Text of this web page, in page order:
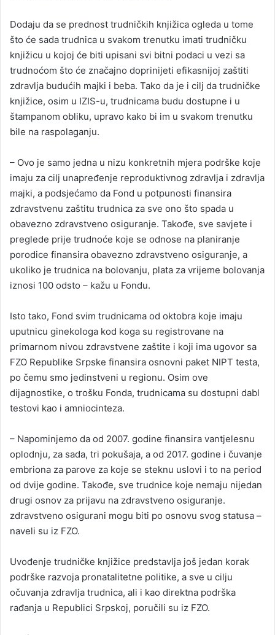
Dodaju da se prednost trudničkih knjižica ogleda u tome
što će sada trudnica u svakom trenutku imati trudničku
knjižicu u kojoj će biti upisani svi bitni podaci u vezi sa
trudnoćom što će značajno doprinijeti efikasnijoj zaštiti
zdravlja budućih majki i beba. Tako da je i cilj da trudničke
knjižice, osim u IZIS-u, trudnicama budu dostupne i u
štampanom obliku, upravo kako bi im u svakom trenutku
bile na raspolaganju.
– Ovo je samo jedna u nizu konkretnih mjera podrške koje
imaju za cilj unapređenje reproduktivnog zdravlja i zdravlja
majki, a podsjećamo da Fond u potpunosti finansira
zdravstvenu zaštitu trudnica za sve ono što spada u
obavezno zdravstveno osiguranje. Takođe, sve savjete i
preglede prije trudnoće koje se odnose na planiranje
porodice finansira obavezno zdravstveno osiguranje, a
ukoliko je trudnica na bolovanju, plata za vrijeme bolovanja
iznosi 100 odsto – kažu u Fondu.
Isto tako, Fond svim trudnicama od oktobra koje imaju
uputnicu ginekologa kod koga su registrovane na
primarnom nivou zdravstvene zaštite i koji ima ugovor sa
FZO Republike Srpske finansira osnovni paket NIPT testa,
po čemu smo jedinstveni u regionu. Osim ove
dijagnostike, o trošku Fonda, trudnicama su dostupni dabl
testovi kao i amniocinteza.
– Napominjemo da od 2007. godine finansira vantjelesnu
oplodnju, za sada, tri pokušaja, a od 2017. godine i čuvanje
embriona za parove za koje se steknu uslovi i to na period
od dvije godine. Takođe, sve trudnice koje nemaju nijedan
drugi osnov za prijavu na zdravstveno osiguranje.
zdravstveno osigurani mogu biti po osnovu svog statusa –
naveli su iz FZO.
Uvođenje trudničke knjižice predstavlja još jedan korak
podrške razvoja pronatalitetne politike, a sve u cilju
očuvanja zdravlja trudnica, ali i kao direktna podrška
rađanja u Republici Srpskoj, poručili su iz FZO.